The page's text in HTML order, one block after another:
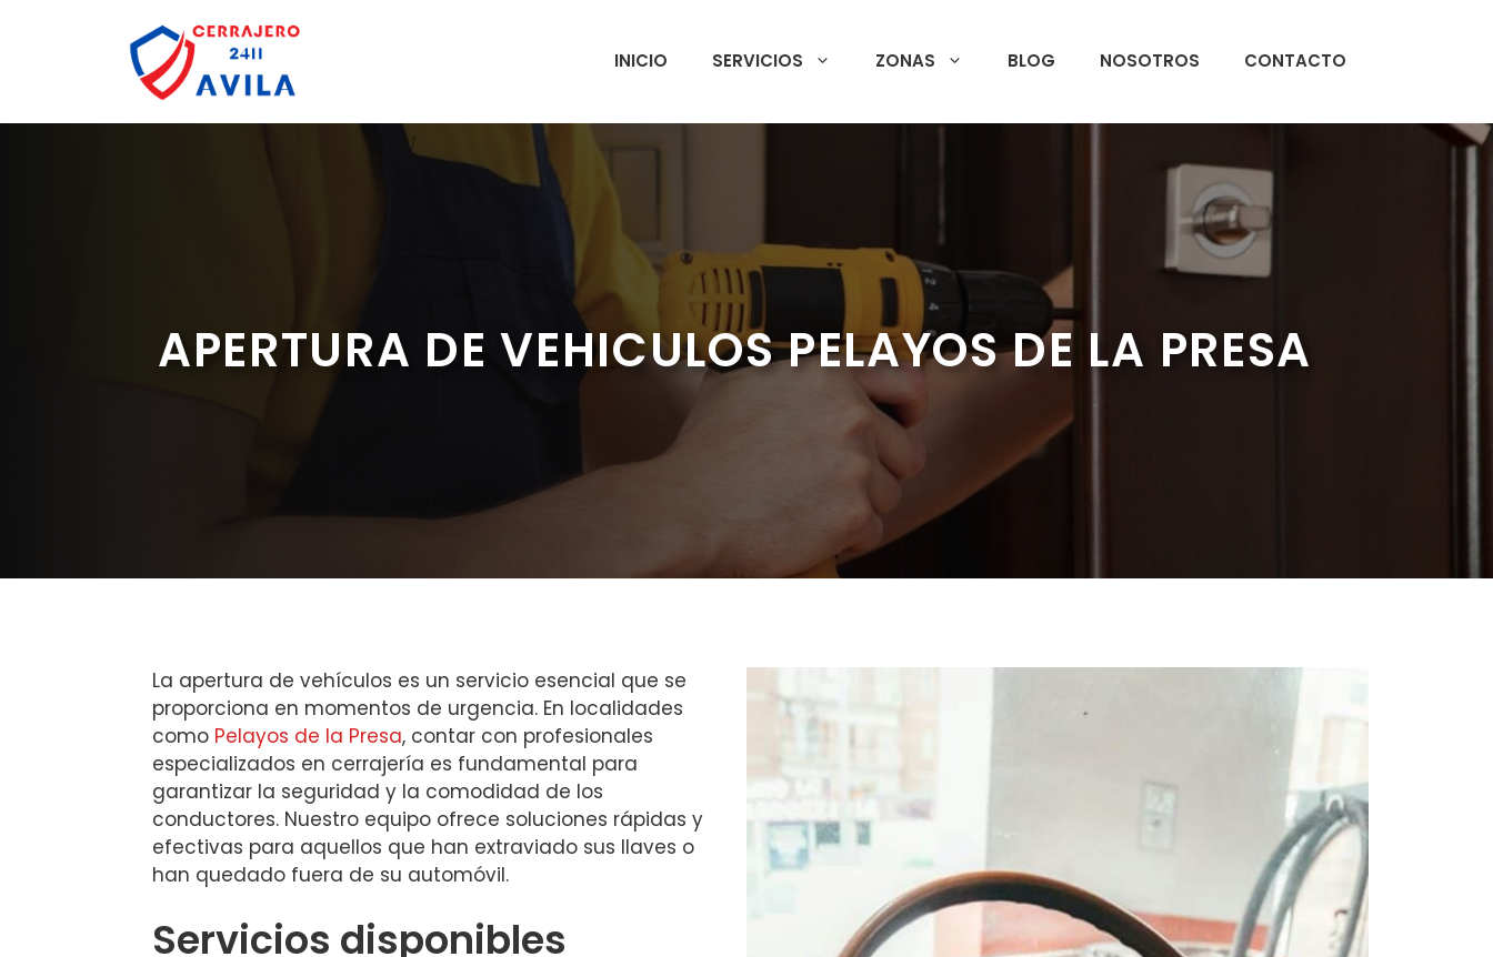
INICIO SERVICIOS ZONAS BLOG NOSOTROS CONTACTO
APERTURA DE VEHICULOS PELAYOS DE LA PRESA
La apertura de vehículos es un servicio esencial que se
proporciona en momentos de urgencia. En localidades
como Pelayos de la Presa, contar con profesionales
especializados en cerrajería es fundamental para
garantizar la seguridad y la comodidad de los
conductores. Nuestro equipo ofrece soluciones rápidas y
efectivas para aquellos que han extraviado sus llaves o
han quedado fuera de su automóvil.
Servicios disponibles